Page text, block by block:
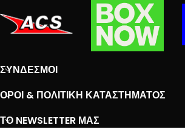
ΣΎΝΔΕΣΜΟΙ
ΌΡΟΙ & ΠΟΛΙΤΙΚΉ ΚΑΤΑΣΤΉΜΑΤΟΣ
ΤΟ NEWSLETTER ΜΑΣ